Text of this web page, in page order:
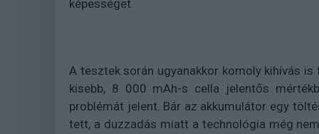
képességet.
A tesztek során ugyanakkor komoly kihívás
kisebb, 8 000 mAh-s cella jelentős
problémát jelent. Bár az akkumulátor egy
tett, a duzzadás miatt a technológia még